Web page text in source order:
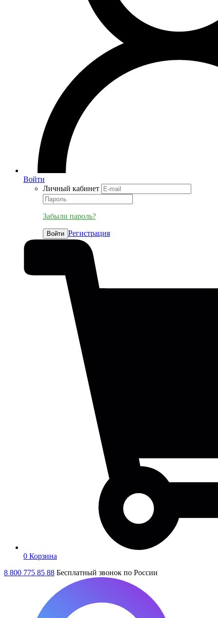
Войти
Личный кабинет
Забыли пароль?
Войти Регистрация
0 Корзина
8 800 775 85 88 Бесплатный звонок по России